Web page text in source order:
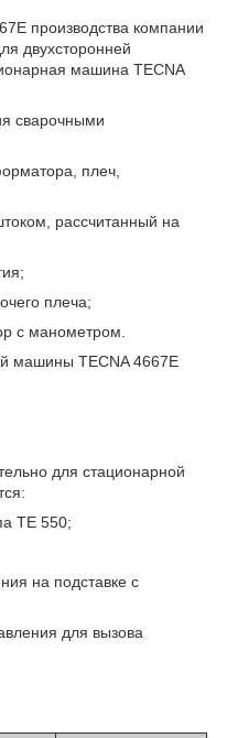
производства компании
двухсторонней
машина TECNA
сварочными
плеч,
рассчитанный на
плеча;
с манометром.
машины TECNA 4667Е
для стационарной
ТЕ 550;
на подставке с
для вызова